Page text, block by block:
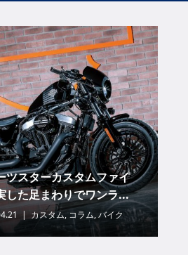
ツスターカスタムファイ
した足まわりでワンラ...
カスタム, コラム,バイク